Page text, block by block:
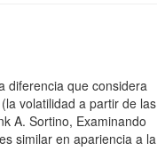
diferencia que considera
volatilidad a partir de las
A. Sortino, Examinando
similar en apariencia a la